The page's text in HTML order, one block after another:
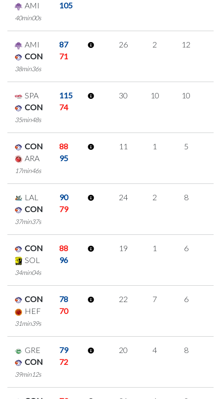
AMI
105
40min00s
AMI
87
CON
71
38min36s
26 2 12
SPA
115
CON
74
35min48s
30 10 10
CON
88
ARA
95
17min46s
11 1 5
LAL
90
CON
79
37min37s
24 2 8
CON
88
SOL
96
34min04s
19 1 6
CON
78
HEF
70
31min39s
22 7 6
GRE
79
CON
72
39min12s
20 4 8